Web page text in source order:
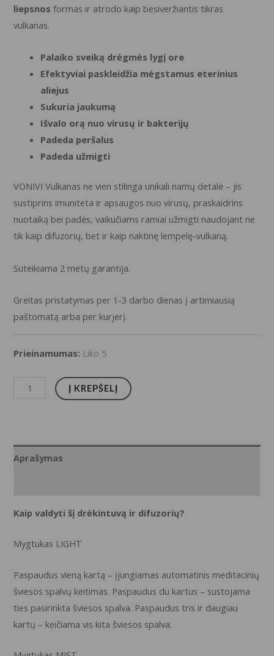
liepsnos formas ir atrodo kaip besiveržiantis tikras
vulkanas.
Palaiko sveiką drėgmės lygį ore
Efektyviai paskleidžia mėgstamus eterinius
aliejus
Sukuria jaukumą
Išvalo orą nuo virusų ir bakterijų
Padeda peršalus
Padeda užmigti
VONIVI Vulkanas ne vien stilinga unikali namų detalė – jis
sustiprins imuniteta ir apsaugos nuo virusų, praskaidrins
nuotaiką bei padės, vaikučiams ramiai užmigti naudojant ne
tik kaip difuzorių, bet ir kaip naktinę lempelę-vulkaną.
Suteikiama 2 metų garantija.
Greitas pristatymas per 1-3 darbo dienas į artimiausią
paštomatą arba per kurjerį.
Prieinamumas: Liko 5
produkto
Aromatinis
Difuzorius
360ml
Į KREPŠELĮ
Aprašymas
Kaip valdyti šį drėkintuvą ir difuzorių?
Mygtukas LIGHT
Paspaudus vieną kartą – įjungiamas automatinis meditacinių
šviesos spalvų keitimas. Paspaudus du kartus – sustojama
ties pasirinkta šviesos spalva. Paspaudus tris ir daugiau
kartų – keičiama vis kita šviesos spalva.